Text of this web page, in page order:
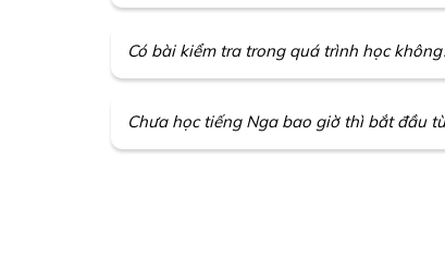
Có bài kiểm tra trong quá trình học
Chưa học tiếng Nga bao giờ thì bắt đầu